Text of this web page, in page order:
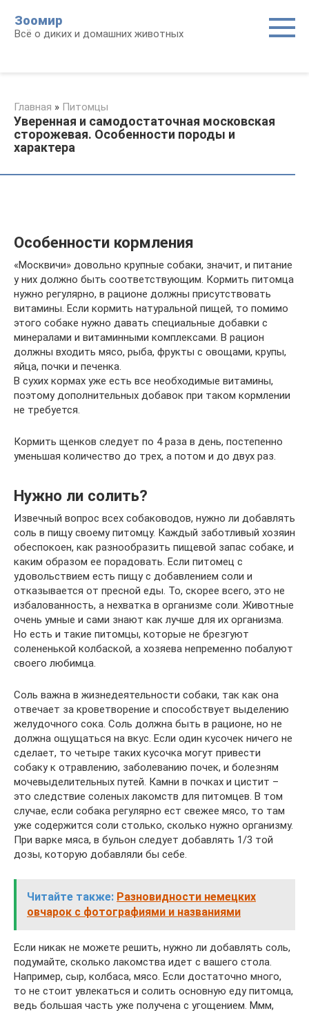
контенту
Зоомир
Всё о диких и домашних животных
Главная » Питомцы
Уверенная и самодостаточная московская
сторожевая. Особенности породы и
характера
Особенности кормления
«Москвичи» довольно крупные собаки, значит, и питание
у них должно быть соответствующим. Кормить питомца
нужно регулярно, в рационе должны присутствовать
витамины. Если кормить натуральной пищей, то помимо
этого собаке нужно давать специальные добавки с
минералами и витаминными комплексами. В рацион
должны входить мясо, рыба, фрукты с овощами, крупы,
яйца, почки и печенка.
В сухих кормах уже есть все необходимые витамины,
поэтому дополнительных добавок при таком кормлении
не требуется.
Кормить щенков следует по 4 раза в день, постепенно
уменьшая количество до трех, а потом и до двух раз.
Нужно ли солить?
Извечный вопрос всех собаководов, нужно ли добавлять
соль в пищу своему питомцу. Каждый заботливый хозяин
обеспокоен, как разнообразить пищевой запас собаке, и
каким образом ее порадовать. Если питомец с
удовольствием есть пищу с добавлением соли и
отказывается от пресной еды. То, скорее всего, это не
избалованность, а нехватка в организме соли. Животные
очень умные и сами знают как лучше для их организма.
Но есть и такие питомцы, которые не брезгуют
солененькой колбаской, а хозяева непременно побалуют
своего любимца.
Соль важна в жизнедеятельности собаки, так как она
отвечает за кроветворение и способствует выделению
желудочного сока. Соль должна быть в рационе, но не
должна ощущаться на вкус. Если один кусочек ничего не
сделает, то четыре таких кусочка могут привести
собаку к отравлению, заболеванию почек, и болезням
мочевыделительных путей. Камни в почках и цистит –
это следствие соленых лакомств для питомцев. В том
случае, если собака регулярно ест свежее мясо, то там
уже содержится соли столько, сколько нужно организму.
При варке мяса, в бульон следует добавлять 1/3 той
дозы, которую добавляли бы себе.
Читайте также: Разновидности немецких
овчарок с фотографиями и названиями
Если никак не можете решить, нужно ли добавлять соль,
подумайте, сколько лакомства идет с вашего стола.
Например, сыр, колбаса, мясо. Если достаточно много,
то не стоит увлекаться и солить основную еду питомца,
ведь большая часть уже получена с угощением. Ммм,